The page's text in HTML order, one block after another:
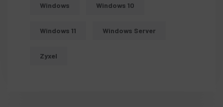
Windows Windows 10
Windows 11 Windows Server
Zyxel